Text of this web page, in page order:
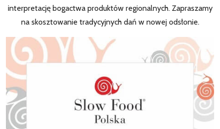
interpretację bogactwa produktów regionalnych. Zapraszamy
na skosztowanie tradycyjnych dań w nowej odsłonie.